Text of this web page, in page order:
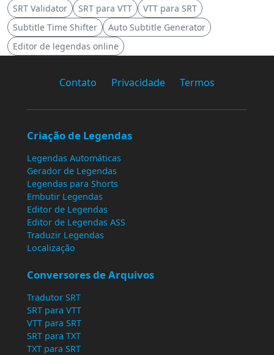
SRT Validator SRT para VTT
VTT para SRT
Subtitle Time Shifter
Auto Subtitle Generator
Editor de legendas online
Contato Privacidade Termos
Criação de Legendas
Legendas Automáticas
Gerador de Legendas
Legendas para Shorts
Embutir Legendas
Editor de Legendas
Editor de Legendas ASS
Traduzir Legendas
Localização
Conversores de Arquivos
Tradutor SRT
SRT para VTT
VTT para SRT
SRT para TXT
TXT para SRT